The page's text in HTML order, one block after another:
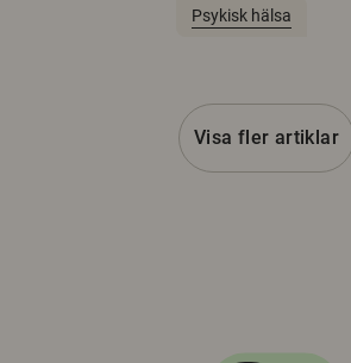
Psykisk hälsa
Visa fler artiklar